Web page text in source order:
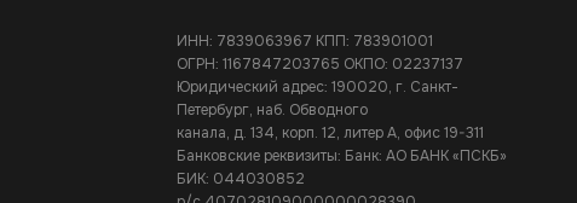
ИНН: 7839063967 КПП: 783901001
ОГРН: 1167847203765 ОКПО: 02237137
Юридический адрес: 190020, г. Санкт-
Петербург, наб. Обводного
канала, д. 134, корп. 12, литер А, офис 19-311
Банковские реквизиты: Банк: АО БАНК «ПСКБ»
БИК: 044030852